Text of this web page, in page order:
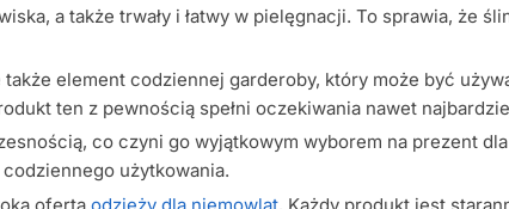
a także trwały i łatwy w pielęgnacji. To sprawia, że
element codziennej garderoby, który może być
ten z pewnością spełni oczekiwania nawet
co czyni go wyjątkowym wyborem na prezent
użytkowania.